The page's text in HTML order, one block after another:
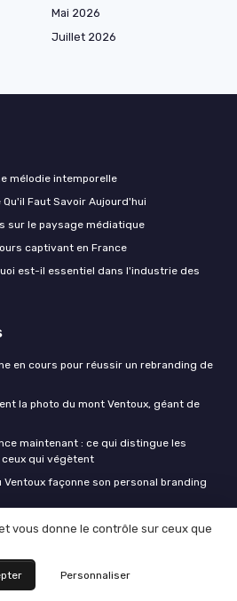
Mai 2026
Juillet 2026
mélodie intemporelle
Faut Savoir Aujourd'hui
sur le paysage médiatique
captivant en France
est-il essentiel dans l'industrie des
en cours pour réussir un rebranding de
la photo du mont Ventoux, géant de
maintenant : ce qui distingue les
qui végètent
façonne son personal branding
vous donne le contrôle sur ceux que
Personnaliser